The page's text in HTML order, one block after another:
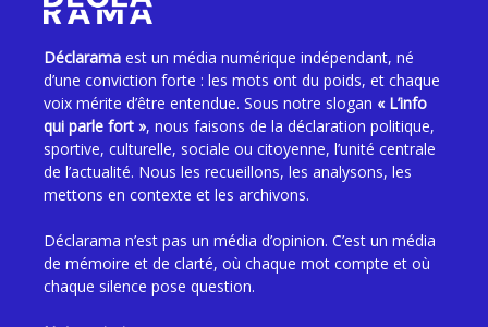
Déclarama est un média numérique indépendant, né
d’une conviction forte : les mots ont du poids, et chaque
voix mérite d’être entendue. Sous notre slogan « L’info
qui parle fort », nous faisons de la déclaration politique,
sportive, culturelle, sociale ou citoyenne, l’unité centrale
de l’actualité. Nous les recueillons, les analysons, les
mettons en contexte et les archivons.
Déclarama n’est pas un média d’opinion. C’est un média
de mémoire et de clarté, où chaque mot compte et où
chaque silence pose question.